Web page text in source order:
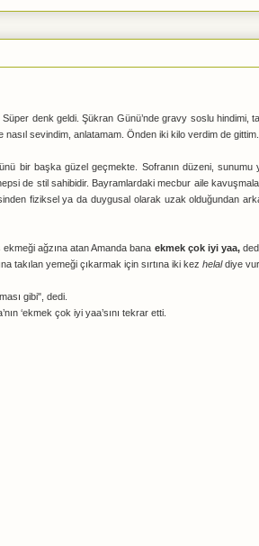
denk geldi. Şükran Günü’nde gravy soslu hindimi,
nasıl sevindim, anlatamam. Önden iki kilo verdim de
bir başka güzel geçmekte. Sofranın düzeni, sunumu
de stil sahibidir. Bayramlardaki mecbur aile
fiziksel ya da duygusal olarak uzak olduğundan
ekmeği ağzına atan Amanda bana ekmek çok iyi yaa,
takılan yemeği çıkarmak için sırtına iki kez helaldiye
gibi", dedi.
‘ekmek çok iyi yaa’sını tekrar etti.